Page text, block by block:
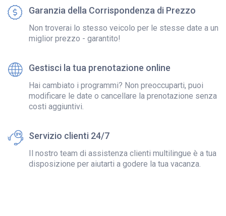
Garanzia della Corrispondenza di Prezzo
Non troverai lo stesso veicolo per le stesse date a un
miglior prezzo - garantito!
Gestisci la tua prenotazione online
Hai cambiato i programmi? Non preoccuparti, puoi
modificare le date o cancellare la prenotazione senza
costi aggiuntivi.
Servizio clienti 24/7
Il nostro team di assistenza clienti multilingue è a tua
disposizione per aiutarti a godere la tua vacanza.